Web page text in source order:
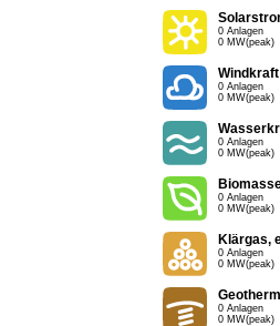
0 Anlagen
0 MW(peak)
Windkraft
0 Anlagen
0 MW(peak)
0 Anlagen
0 MW(peak)
0 Anlagen
0 MW(peak)
Klärgas,
0 Anlagen
0 MW(peak)
0 Anlagen
0 MW(peak)